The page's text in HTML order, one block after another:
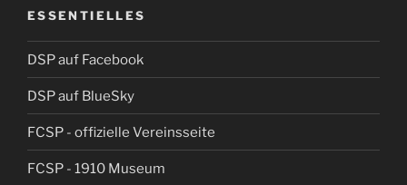
ESSENTIELLES
DSP auf Facebook
DSP auf BlueSky
FCSP - offizielle Vereinsseite
FCSP - 1910 Museum